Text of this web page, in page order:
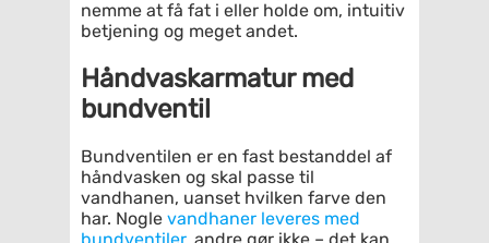
nemme at få fat i eller holde om, intuitiv
betjening og meget andet.
Håndvaskarmatur med
bundventil
Bundventilen er en fast bestanddel af
håndvasken og skal passe til
vandhanen, uanset hvilken farve den
har. Nogle vandhaner leveres med